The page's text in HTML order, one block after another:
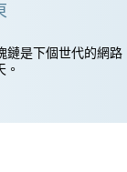
鏈是下個世代的網路